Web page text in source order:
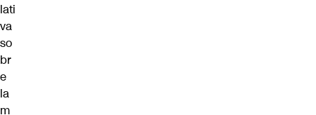
lati
va
so
br
e
la
m